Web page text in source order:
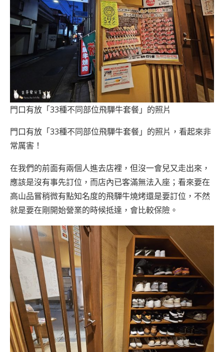
門口有放「33種不同部位飛驒牛套餐」的照片
門口有放「33種不同部位飛驒牛套餐」的照片，看起來非
常厲害！
在我們的前面有兩個人進去店裡，但沒一會兒又走出來，
應該是沒有事先訂位，而店內已客滿無法入座；看來要在
高山品嘗稍微有點知名度的飛驒牛燒烤還是要訂位，不然
就是要在剛開始營業的時候抵達，會比較保險。